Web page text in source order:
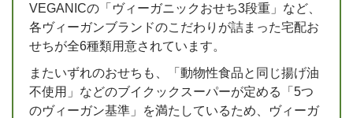
VEGANICの「ヴィーガニックおせち3段重」など、
各ヴィーガンブランドのこだわりが詰まった宅配お
せちが全6種類用意されています。
またいずれのおせちも、「動物性食品と同じ揚げ油
不使用」などのブイクックスーパーが定める「5つ
のヴィーガン基準」を満たしているため、ヴィーガ